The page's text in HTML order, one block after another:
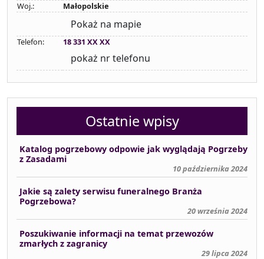
Woj.:
Małopolskie
Pokaż na mapie
Telefon: 18 331 XX XX
pokaż nr telefonu
Ostatnie wpisy
Katalog pogrzebowy odpowie jak wyglądają Pogrzeby
z Zasadami
10 października 2024
Jakie są zalety serwisu funeralnego Branża
Pogrzebowa?
20 września 2024
Poszukiwanie informacji na temat przewozów
zmarłych z zagranicy
29 lipca 2024